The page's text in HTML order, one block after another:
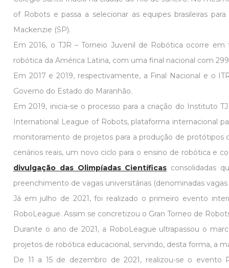
of Robots e passa a selecionar as equipes brasileiras
Mackenzie (SP).
Em 2016, o TJR – Torneio Juvenil de Robótica ocorre
robótica da América Latina, com uma final nacional com
Em 2017 e 2019, respectivamente, a Final Nacional e o
Governo do Estado do Maranhão.
Em 2019, inicia-se o processo para a criação do Instituto
International League of Robots, plataforma internacional
monitoramento de projetos para a produção de protótipos
cenários reais, um novo ciclo para o ensino de robótica e
divulgação das Olimpíadas Científicas consolidadas
preenchimento de vagas universitárias (denominadas vagas
Já em julho de 2021, foi realizado o primeiro evento
RoboLeague. Assim se concretizou o Gran Torneo de
Durante o ano de 2021, a RoboLeague ultrapassou o
projetos de robótica educacional, servindo, desta forma, a
De 11 a 15 de dezembro de 2021, realizou-se o